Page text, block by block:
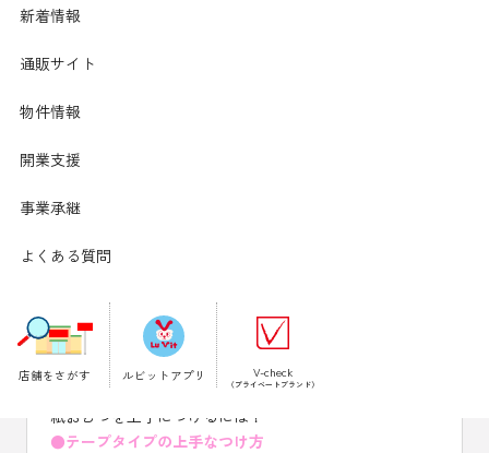
新着情報
通販サイト
物件情報
開業支援
事業承継
よくある質問
店舗をさがす ルビットアプリ V-check
（プライベートブランド）
紙おむつを上手につけるには？
●テープタイプの上手なつけ方